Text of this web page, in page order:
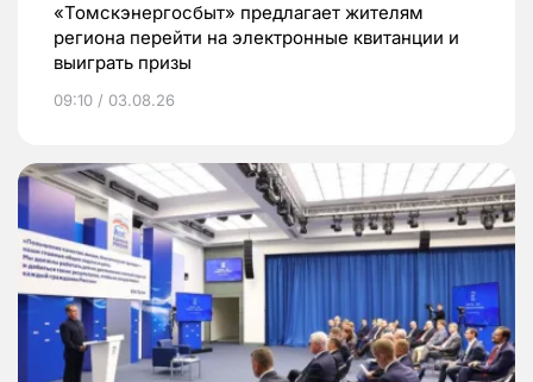
«Томскэнергосбыт» предлагает жителям
региона перейти на электронные квитанции и
выиграть призы
09:10 / 03.08.26